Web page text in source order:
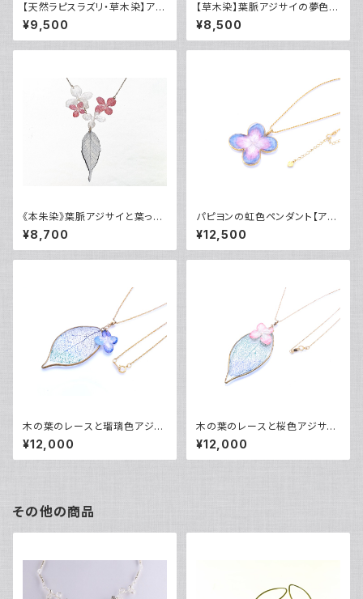
【天然ラピスラズリ・草木染】アジ
サイとピンクトルマリンのネック
レス・14kgf
¥9,500
【草木染】葉脈アジサイの夢色ネ
ックレス・14kgf
¥8,500
《本朱染》葉脈アジサイと葉っぱ
のレース【藍染】のペンダント・1
4kgf
¥8,700
パピヨンの虹色ペンダント【アジ
サイの花・ラピスラズリ・桃色珊
瑚】・24kgp
¥12,500
木の葉のレースと瑠璃色アジサ
イのペンダントМ・24kgp・14k
gf
¥12,000
木の葉のレースと桜色アジサイ
のペンダントM・24kgp・14kgf
¥12,000
その他の商品